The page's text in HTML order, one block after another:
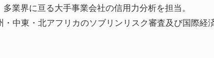
業界に亘る大手事業会社の信用力分析を担当。
・中東・北アフリカのソブリンリスク審査及び国際経